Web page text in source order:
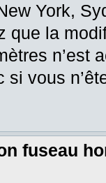
York,
que la
n’est
si vous
fuseau